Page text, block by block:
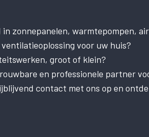
zonnepanelen, warmtepompen,
voor uw huis?
groot of klein?
en professionele partner
contact met ons op en